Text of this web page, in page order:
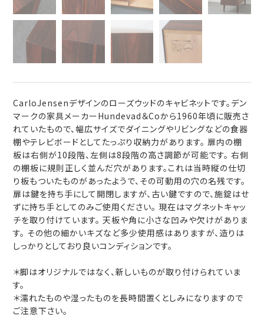
CarloJensenデザインのローズウッドのキャビネットです。デン
マークの家具メーカーHundevad＆Coから1960年頃に販売さ
れていたもので、幅広サイズでダイニングやリビングなどの食器
棚やテレビボードとしてたっぷり収納力があります。 扉内の棚
板は右側が10段階、左側は8段階の高さ調節が可能です。 右側
の棚板に規則正しく並んだ穴があります。これは当時縦の仕切
り板もついたものがあったようで、その可動用の穴の名残です。
扉は鍵を持ち手にして開閉しますが、古い鍵ですので、施錠はせ
ずに持ち手としてのみご使用ください。 現在はマグネットキャッ
チを取り付けています。 天板や角に小さな凹みや欠けがありま
す。 その他の細かいキズなど多少使用感はありますが、造りは
しっかりとしており良いコンディションです。
＊脚はオリジナルではなく、新しいものが取り付けられていま
す。
＊濡れたものや湿ったものを長時間置くとしみになりますので
ご注意下さい。